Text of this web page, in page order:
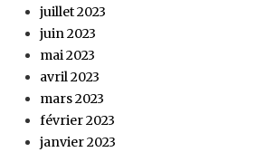
juillet 2023
juin 2023
mai 2023
avril 2023
mars 2023
février 2023
janvier 2023